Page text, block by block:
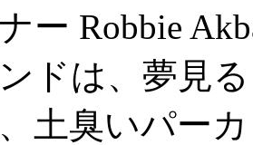
ー Robbie
ドは、夢見
土臭いパー